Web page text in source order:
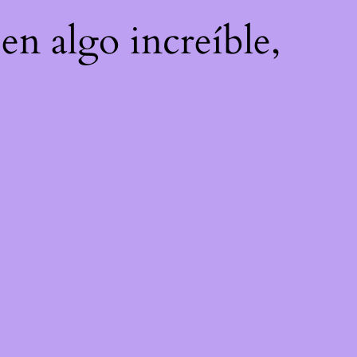
en algo increíble,